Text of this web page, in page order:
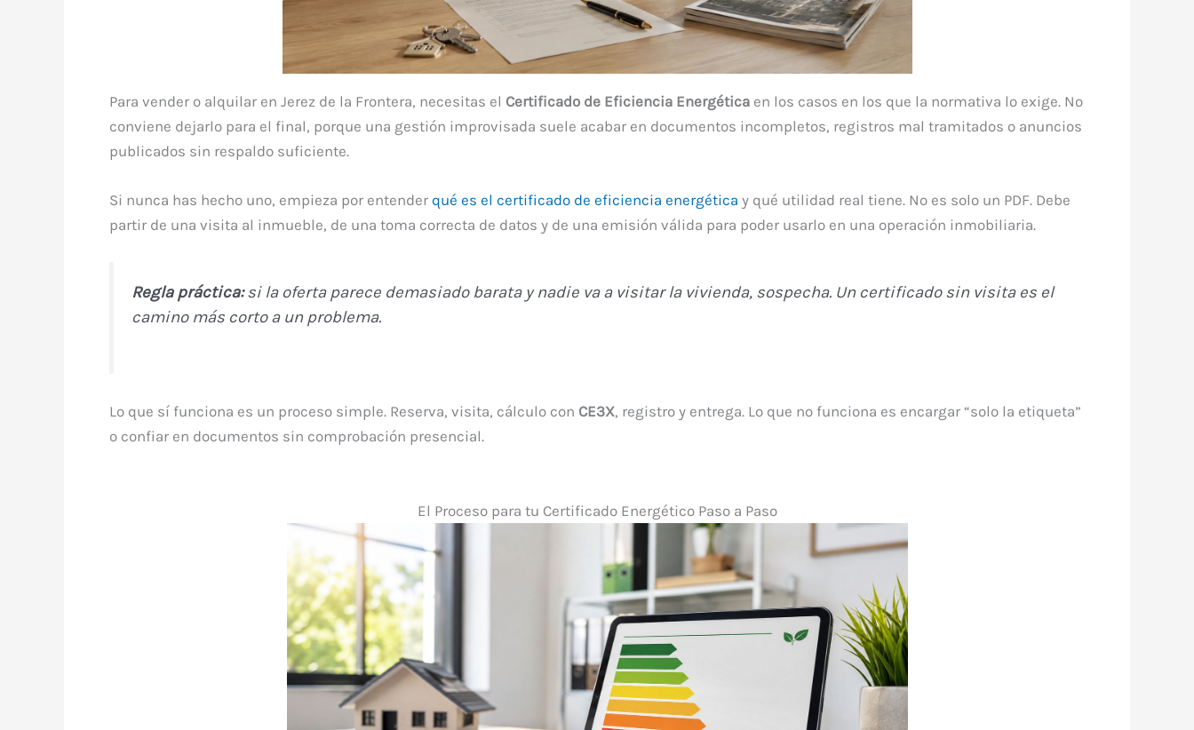
Para vender o alquilar en Jerez de la Frontera, necesitas el Certificado de Eficiencia Energética en los casos en los que la normativa lo exige. No
conviene dejarlo para el final, porque una gestión improvisada suele acabar en documentos incompletos, registros mal tramitados o anuncios
publicados sin respaldo suficiente.
Si nunca has hecho uno, empieza por entender qué es el certificado de eficiencia energética y qué utilidad real tiene. No es solo un PDF. Debe
partir de una visita al inmueble, de una toma correcta de datos y de una emisión válida para poder usarlo en una operación inmobiliaria.
Regla práctica:si la oferta parece demasiado barata y nadie va a visitar la vivienda, sospecha. Un certificado sin visita es el
camino más corto a un problema.
Lo que sí funciona es un proceso simple. Reserva, visita, cálculo con CE3X, registro y entrega. Lo que no funciona es encargar “solo la etiqueta”
o confiar en documentos sin comprobación presencial.
El Proceso para tu Certificado Energético Paso a Paso